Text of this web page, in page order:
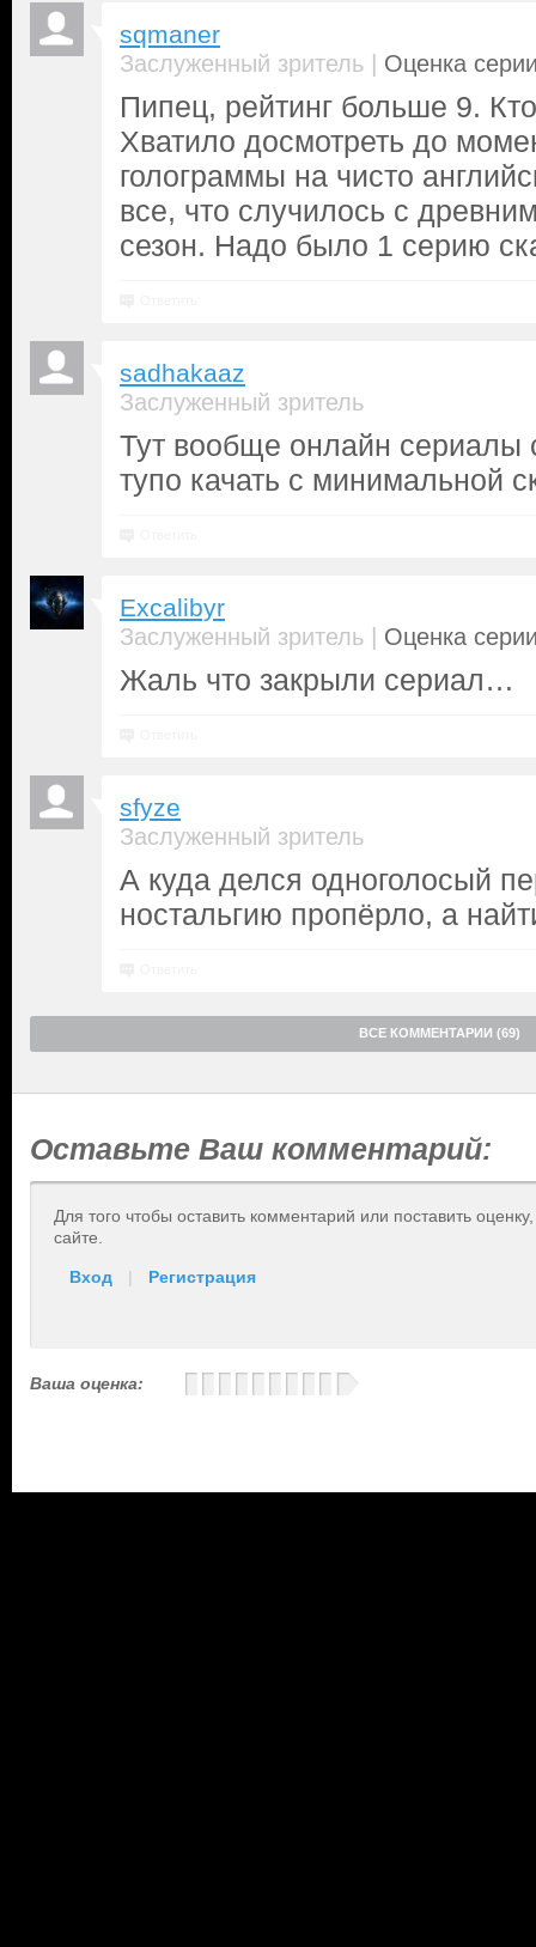
sqmaner
Заслуженный зритель | Оценка
Пипец, рейтинг больше 9.
Хватило досмотреть до
голограммы на чисто
все, что случилось с
сезон. Надо было 1 серию
sadhakaaz
Заслуженный зритель
Тут вообще онлайн сериалы
тупо качать с минимальной
Excalibyr
Заслуженный зритель | Оценка
Жаль что закрыли сериал…
sfyze
Заслуженный зритель
А куда делся одноголосый
ностальгию пропёрло, а
ВСЕ КОММЕНТАРИИ (69)
Оставьте Ваш комментарий:
Для того чтобы оставить комментарий или поставить
сайте.
Вход | Регистрация
Ваша оценка: